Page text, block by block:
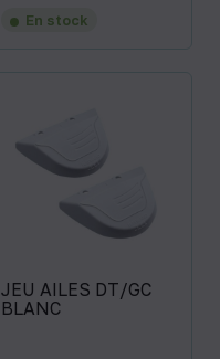
En stock
JEU AILES DT/GC
BLANC